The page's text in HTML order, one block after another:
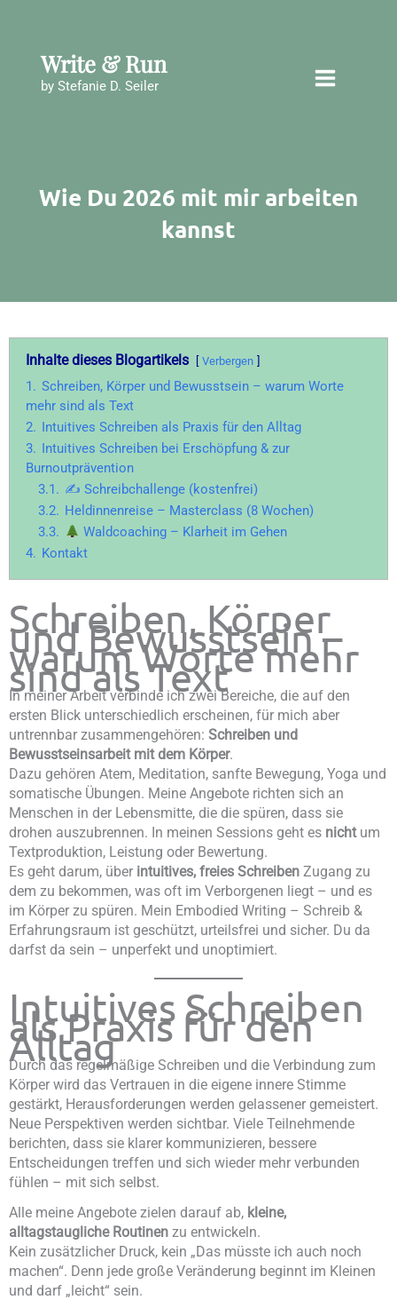
Write & Run
by Stefanie D. Seiler
Wie Du 2026 mit mir arbeiten
kannst
Inhalte dieses Blogartikels Verbergen
1. Schreiben, Körper und Bewusstsein – warum Worte
mehr sind als Text
2. Intuitives Schreiben als Praxis für den Alltag
3. Intuitives Schreiben bei Erschöpfung & zur
Burnoutprävention
3.1. ✍️ Schreibchallenge (kostenfrei)
3.2. Heldinnenreise – Masterclass (8 Wochen)
3.3.
Waldcoaching – Klarheit im Gehen
4. Kontakt
Schreiben, Körper
und Bewusstsein –
warum Worte mehr
sind als Text
In meiner Arbeit verbinde ich zwei Bereiche, die auf den
ersten Blick unterschiedlich erscheinen, für mich aber
untrennbar zusammengehören: Schreiben und
Bewusstseinsarbeit mit dem Körper.
Dazu gehören Atem, Meditation, sanfte Bewegung, Yoga und
somatische Übungen. Meine Angebote richten sich an
Menschen in der Lebensmitte, die die spüren, dass sie
drohen auszubrennen. In meinen Sessions geht es nichtum
Textproduktion, Leistung oder Bewertung.
Es geht darum, über intuitives, freies Schreiben Zugang zu
dem zu bekommen, was oft im Verborgenen liegt – und es
im Körper zu spüren. Mein Embodied Writing – Schreib &
Erfahrungsraum ist geschützt, urteilsfrei und sicher. Du da
darfst da sein – unperfekt und unoptimiert.
Intuitives Schreiben
als Praxis für den
Alltag
Durch das regelmäßige Schreiben und die Verbindung zum
Körper wird das Vertrauen in die eigene innere Stimme
gestärkt, Herausforderungen werden gelassener gemeistert.
Neue Perspektiven werden sichtbar. Viele Teilnehmende
berichten, dass sie klarer kommunizieren, bessere
Entscheidungen treffen und sich wieder mehr verbunden
fühlen – mit sich selbst.
Alle meine Angebote zielen darauf ab, kleine,
alltagstaugliche Routinen zu entwickeln.
Kein zusätzlicher Druck, kein „Das müsste ich auch noch
machen“. Denn jede große Veränderung beginnt im Kleinen
und darf „leicht“ sein.